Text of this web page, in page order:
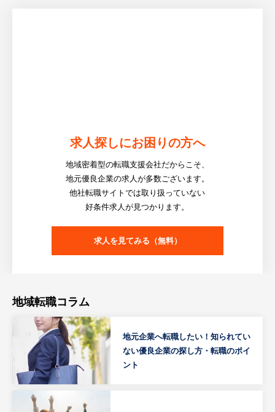
求人探しにお困りの方へ
地域密着型の転職支援会社だからこそ、
地元優良企業の求人が多数ございます。
他社転職サイトでは取り扱っていない
好条件求人が見つかります。
求人を見てみる（無料）
地域転職コラム
地元企業へ転職したい！知られてい
ない優良企業の探し方・転職のポイ
ント